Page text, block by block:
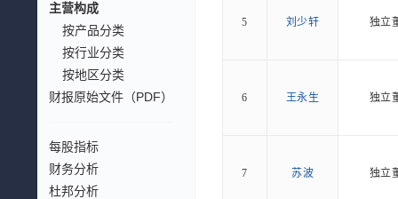
主营构成
按产品分类
按行业分类
按地区分类
财报原始文件（PDF）
每股指标
财务分析
杜邦分析
5 刘少轩 独立
6 王永生 独立
7 苏波 独立